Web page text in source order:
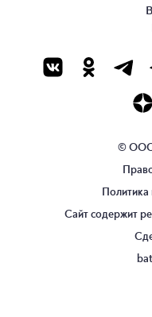
© ООО
Политика
Сайт содержит